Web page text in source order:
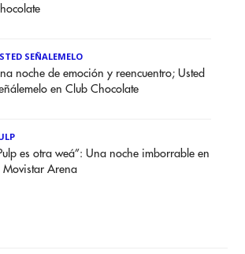
SEÑALEMELO
noche de emoción y reencuentro; Usted
en Club Chocolate
es otra weá”: Una noche imborrable en
Movistar Arena